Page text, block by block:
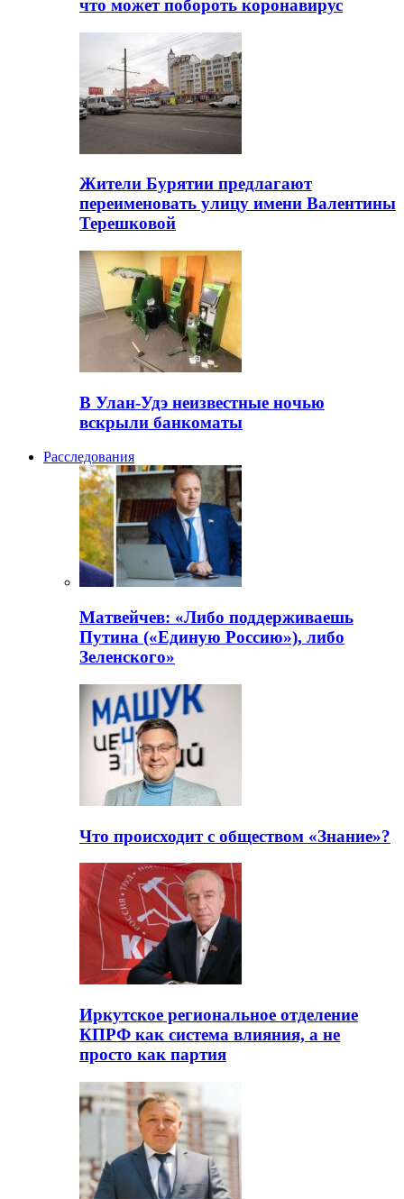
что может побороть коронавирус
Жители Бурятии предлагают
переименовать улицу имени Валентины
Терешковой
В Улан-Удэ неизвестные ночью
вскрыли банкоматы
Расследования
Матвейчев: «Либо поддерживаешь
Путина («Единую Россию»), либо
Зеленского»
Что происходит с обществом «Знание»?
Иркутское региональное отделение
КПРФ как система влияния, а не
просто как партия